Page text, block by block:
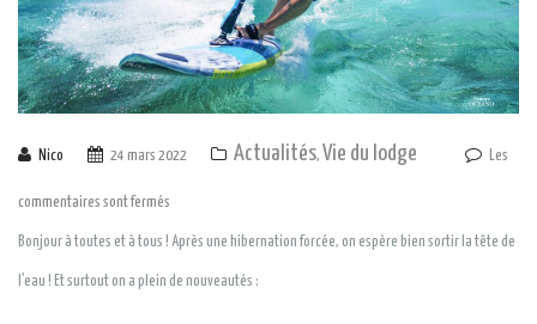
Nico 24 mars 2022 Actualités, Vie du lodge Les
commentaires sont fermés
Bonjour à toutes et à tous ! Après une hibernation forcée, on espère bien sortir la tête de
l’eau ! Et surtout on a plein de nouveautés :